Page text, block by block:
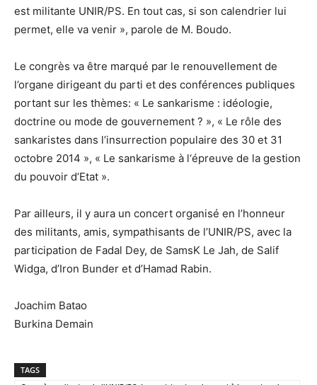
est militante UNIR/PS. En tout cas, si son calendrier lui
permet, elle va venir », parole de M. Boudo.
Le congrès va être marqué par le renouvellement de
l’organe dirigeant du parti et des conférences publiques
portant sur les thèmes: « Le sankarisme : idéologie,
doctrine ou mode de gouvernement ? », « Le rôle des
sankaristes dans l’insurrection populaire des 30 et 31
octobre 2014 », « Le sankarisme à l‘épreuve de la gestion
du pouvoir d’Etat ».
Par ailleurs, il y aura un concert organisé en l’honneur
des militants, amis, sympathisants de l’UNIR/PS, avec la
participation de Fadal Dey, de SamsK Le Jah, de Salif
Widga, d’Iron Bunder et d’Hamad Rabin.
Joachim Batao
Burkina Demain
TAGS